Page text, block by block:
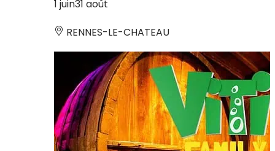
1 juin31 août
RENNES-LE-CHATEAU